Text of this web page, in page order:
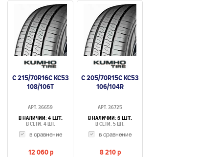
C 215/70R16C KC53
108/106T
АРТ. 36659
В НАЛИЧИИ: 4 ШТ.
В СЕТИ: 4 ШТ.
в сравнение
12 060p
C 205/70R15C KC53
106/104R
АРТ. 36725
В НАЛИЧИИ: 5 ШТ.
В СЕТИ: 5 ШТ.
в сравнение
8 210p